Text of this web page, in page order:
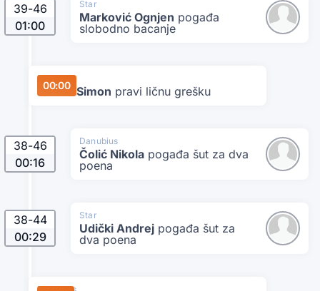
Star
Marković Ognjen pogađa
slobodno bacanje
39-46
01:00
00:00
Danubius
Gavrić Simon pravi ličnu grešku
Danubius
Čolić Nikolapogađa šut za dva
poena
38-46
00:16
Star
Udički Andrejpogađa šut za
dva poena
38-44
00:29